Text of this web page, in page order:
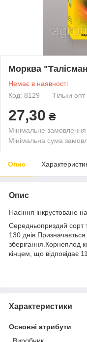
Морква
Немає в наявності
Код: 8129
Тільки опт
27,30 ₴
Мінімальне
Мінімальна сума
Опис
Опис
Насіння інкрустоване
Середньоприздий сорт
130
зберігання.Корнеплод
кінцем, що відповідає
Характеристики
Основні атрибути
Виробник